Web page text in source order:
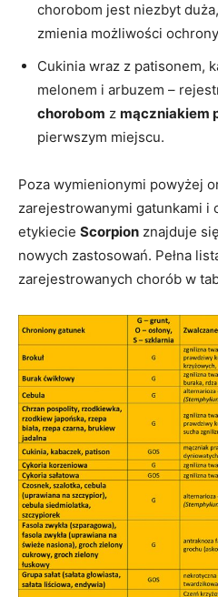
chorobom jest niezbyt
zmienia możliwości
Cukinia wraz z patisonem,
melonem i arbuzem –
chorobom z mączniakiem
pierwszym miejscu.
Poza wymienionymi powyżej
zarejestrowanymi gatunkami i
etykiecie Scorpion znajduje
nowych zastosowań. Pełna
zarejestrowanych chorób w